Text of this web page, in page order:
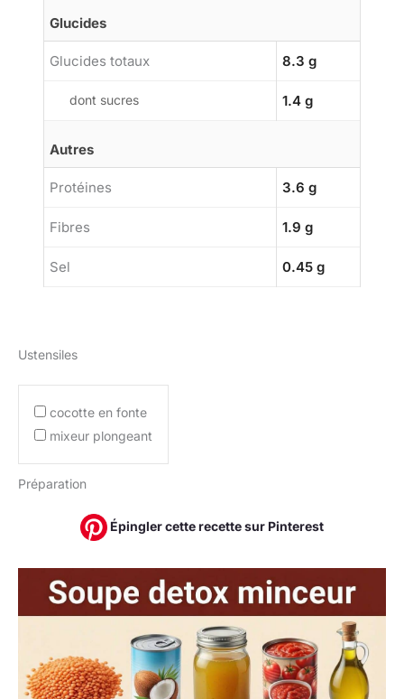
Glucides
Glucides totaux 8.3 g
dont sucres 1.4 g
Autres
Protéines 3.6 g
Fibres 1.9 g
Sel 0.45 g
Ustensiles
cocotte en fonte
mixeur plongeant
Préparation
Épingler cette recette sur Pinterest